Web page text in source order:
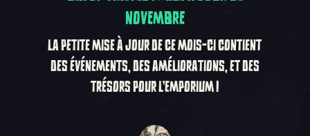
NOVEMBRE
LA PETITE MISE À JOUR DE CE MOIS-CI CONTIENT
DES ÉVÉNEMENTS, DES AMÉLIORATIONS, ET DES
TRÉSORS POUR L'EMPORIUM !